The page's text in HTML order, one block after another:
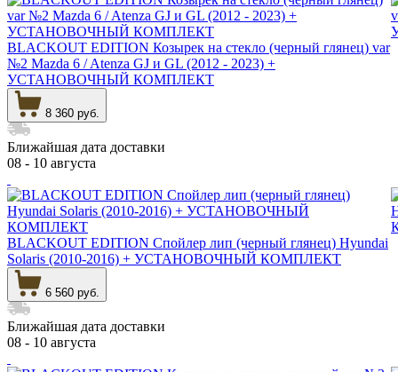
BLACKOUT EDITION Козырек на стекло (черный глянец) var
№2 Mazda 6 / Atenza GJ и GL (2012 - 2023) +
УСТАНОВОЧНЫЙ КОМПЛЕКТ
8 360 руб.
Ближайшая дата доставки
08 - 10 августа
BLACKOUT EDITION Спойлер лип (черный глянец) Hyundai
Solaris (2010-2016) + УСТАНОВОЧНЫЙ КОМПЛЕКТ
6 560 руб.
Ближайшая дата доставки
08 - 10 августа